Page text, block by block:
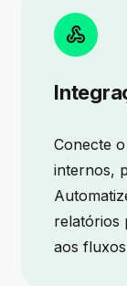
Conecte
internos,
relatórios
aos